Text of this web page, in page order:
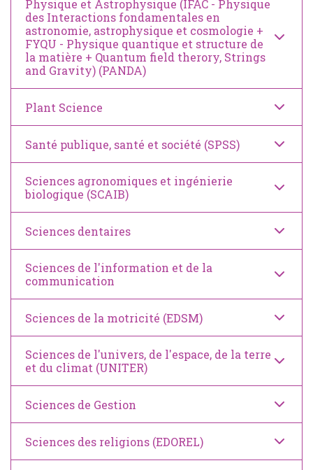
Physique et Astrophysique (IFAC - Physique
des Interactions fondamentales en
astronomie, astrophysique et cosmologie +
FYQU - Physique quantique et structure de
la matière + Quantum field therory, Strings
and Gravity) (PANDA)
Plant Science
Santé publique, santé et société (SPSS)
Sciences agronomiques et ingénierie
biologique (SCAIB)
Sciences dentaires
Sciences de l'information et de la
communication
Sciences de la motricité (EDSM)
Sciences de l'univers, de l'espace, de la terre
et du climat (UNITER)
Sciences de Gestion
Sciences des religions (EDOREL)